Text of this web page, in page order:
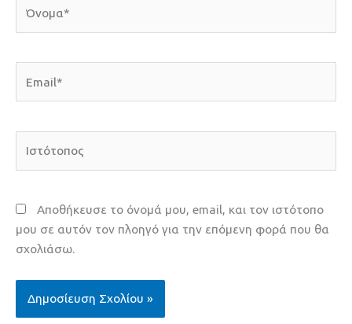
Αποθήκευσε το όνομά μου, email, και τον ιστότοπο
μου σε αυτόν τον πλοηγό για την επόμενη φορά που θα
σχολιάσω.